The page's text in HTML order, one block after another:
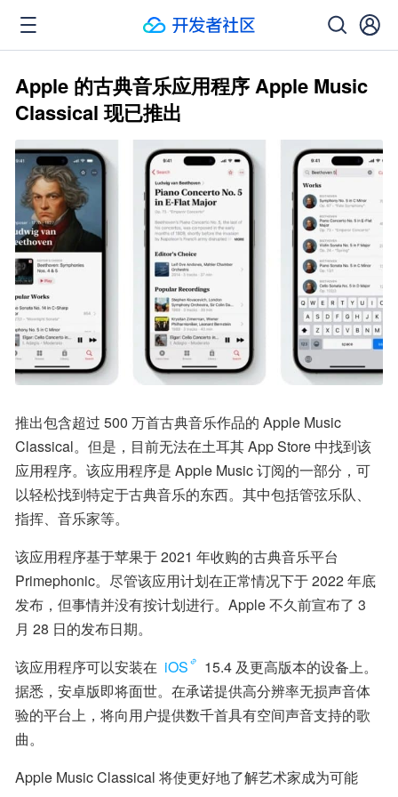
Apple 的古典音乐应用程序 Apple Music
Classical 现已推出
推出包含超过 500 万首古典音乐作品的 Apple Music
Classical。但是，目前无法在土耳其 App Store 中找到该
应用程序。该应用程序是 Apple Music 订阅的一部分，可
以轻松找到特定于古典音乐的东西。其中包括管弦乐队、
指挥、音乐家等。
该应用程序基于苹果于 2021 年收购的古典音乐平台
Primephonic。尽管该应用计划在正常情况下于 2022 年底
发布，但事情并没有按计划进行。Apple 不久前宣布了 3
月 28 日的发布日期。
该应用程序可以安装在 iOS
15.4 及更高版本的设备上。
据悉，安卓版即将面世。在承诺提供高分辨率无损声音体
验的平台上，将向用户提供数千首具有空间声音支持的歌
曲。
Apple Music Classical 将使更好地了解艺术家成为可能